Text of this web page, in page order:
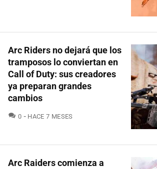
Arc Riders no dejará que los
tramposos lo conviertan en
Call of Duty: sus creadores
ya preparan grandes
cambios
0 COMENTARIOS
HACE 7 MESES
Arc Raiders comienza a